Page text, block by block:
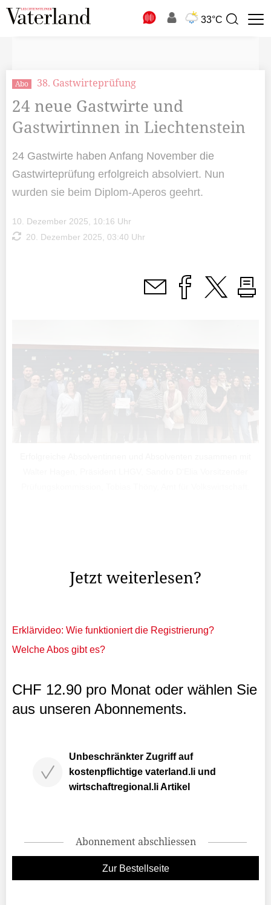
33°C
Suchbegriff
Abo 38. Gastwirteprüfung
24 neue Gastwirte und
Gastwirtinnen in Liechtenstein
24 Gastwirte haben Anfang November die
Gastwirteprüfung erfolgreich absolviert. Nun
wurden sie beim Diplom-Aperos geehrt.
10. Dezember 2025, 10:16 Uhr
20. Dezember 2025, 03:40 Uhr
Jetzt weiterlesen?
Erklärvideo: Wie funktioniert die Registrierung?
Welche Abos gibt es?
CHF 12.90 pro Monat oder wählen Sie
aus unseren Abonnements.
Unbeschränkter Zugriff auf
kostenpflichtige vaterland.li und
wirtschaftregional.li Artikel
Abonnement abschliessen
Zur Bestellseite